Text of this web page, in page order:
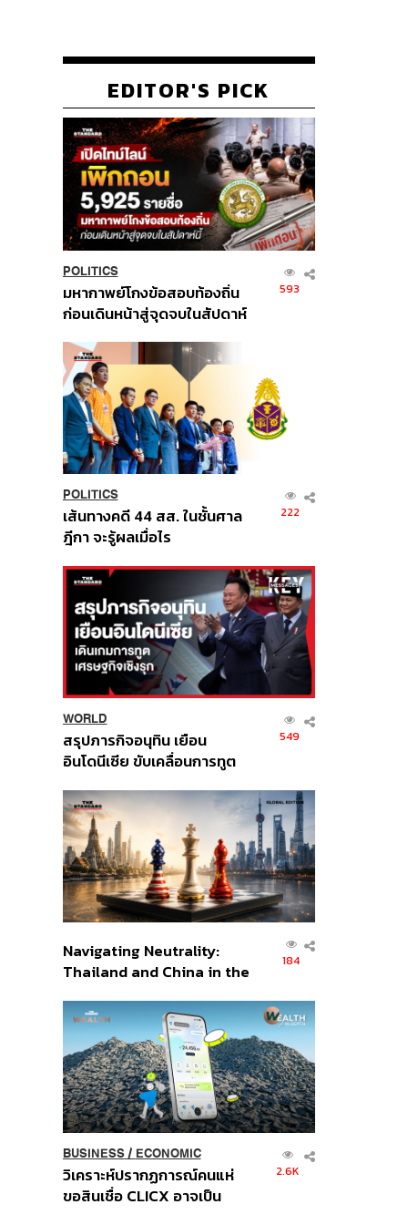
EDITOR'S PICK
POLITICS
มหากาพย์โกงข้อสอบท้องถิ่น
ก่อนเดินหน้าสู่จุดจบในสัปดาห์
593
POLITICS
เส้นทางคดี 44 สส. ในชั้นศาล
ฎีกา จะรู้ผลเมื่อไร
222
WORLD
สรุปภารกิจอนุทิน เยือน
อินโดนีเซีย ขับเคลื่อนการทูต
ส่วนยุทธศาสตร์ไทย –
อินโดนีเซีย
549
Navigating Neutrality:
Thailand and China in the
Order
184
BUSINESS/ ECONOMIC
วิเคราะห์ปรากฏการณ์คนแห่
ขอสินเชื่อ CLICX อาจเป็น
2.6K